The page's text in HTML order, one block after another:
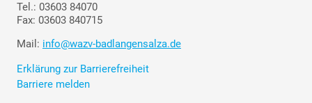
Tel.: 03603 84070
Fax: 03603 840715
Mail: info@wazv-badlangensalza.de
Erklärung zur Barrierefreiheit
Barriere melden